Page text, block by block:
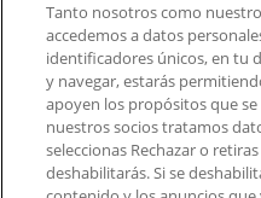
Contacto comercial y
Tienda mal colocada
Notificar un folleto
¿Encontraste un
aplicación?
Tanto nosotros como
accedemos a datos
identificadores únicos, en tu
y navegar, estarás
apoyen los propósitos que
nuestros socios tratamos
seleccionas Rechazar o
deshabilitarás. Si se